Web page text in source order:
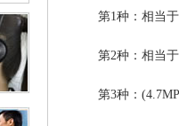
第1种：相当
第2种：相当
第3种：